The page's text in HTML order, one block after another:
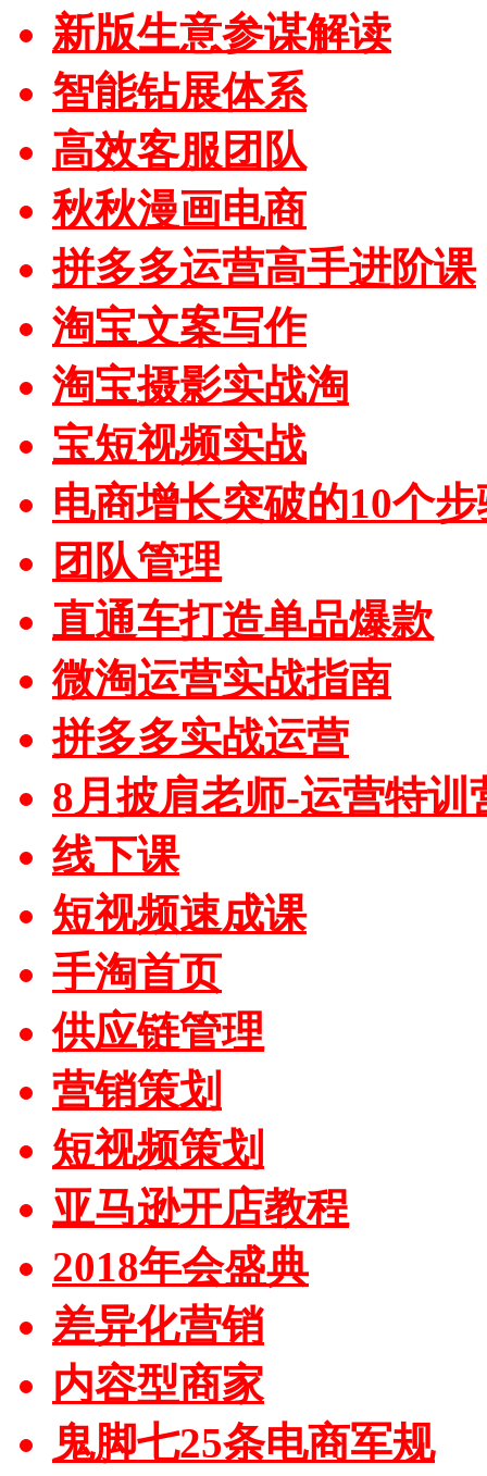
新版生意参谋解读
智能钻展体系
高效客服团队
秋秋漫画电商
拼多多运营高手进阶课
淘宝文案写作
淘宝摄影实战淘
宝短视频实战
电商增长突破的10个
团队管理
直通车打造单品爆款
微淘运营实战指南
拼多多实战运营
8月披肩老师-运营特训
线下课
短视频速成课
手淘首页
供应链管理
营销策划
短视频策划
亚马逊开店教程
2018年会盛典
差异化营销
内容型商家
鬼脚七25条电商军规